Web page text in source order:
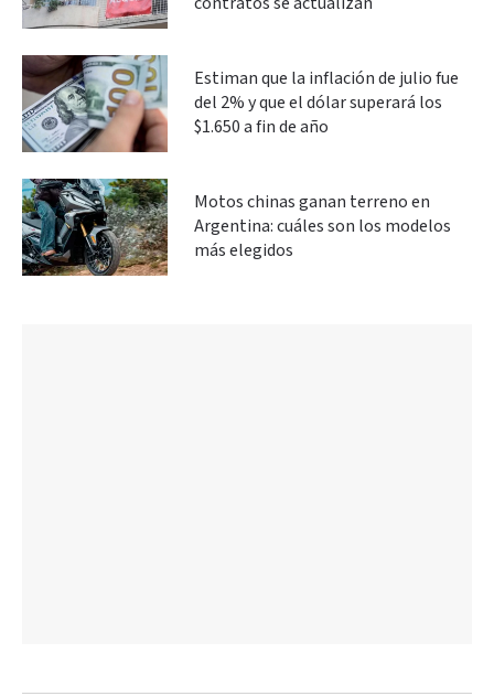
Estiman que la inflación de julio fue
del 2% y que el dólar superará los
$1.650 a fin de año
Motos chinas ganan terreno en
Argentina: cuáles son los modelos
más elegidos